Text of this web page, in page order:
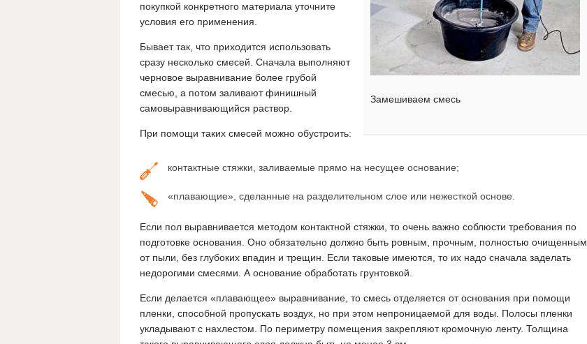
Замешиваем смесь
покупкой конкретного материала уточните
условия его применения.
Бывает так, что приходится использовать
сразу несколько смесей. Сначала выполняют
черновое выравнивание более грубой
смесью, а потом заливают финишный
самовыравнивающийся раствор.
При помощи таких смесей можно обустроить:
контактные стяжки, заливаемые прямо на несущее основание;
«плавающие», сделанные на разделительном слое или нежесткой основе.
Если пол выравнивается методом контактной стяжки, то очень важно соблюсти требования по
подготовке основания. Оно обязательно должно быть ровным, прочным, полностью очищенным
от пыли, без глубоких впадин и трещин. Если таковые имеются, то их надо сначала заделать
недорогими смесями. А основание обработать грунтовкой.
Если делается «плавающее» выравнивание, то смесь отделяется от основания при помощи
пленки, способной пропускать воздух, но при этом непроницаемой для воды. Полосы пленки
укладывают с нахлестом. По периметру помещения закрепляют кромочную ленту. Толщина